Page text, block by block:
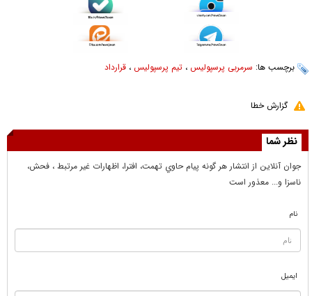
برچسب ها: سرمربی پرسپولیس ، تیم پرسپولیس ، قرارداد
گزارش خطا
نظر شما
جوان آنلاين از انتشار هر گونه پيام حاوي تهمت، افترا، اظهارات غير مرتبط ، فحش،
ناسزا و... معذور است
نام
ایمیل